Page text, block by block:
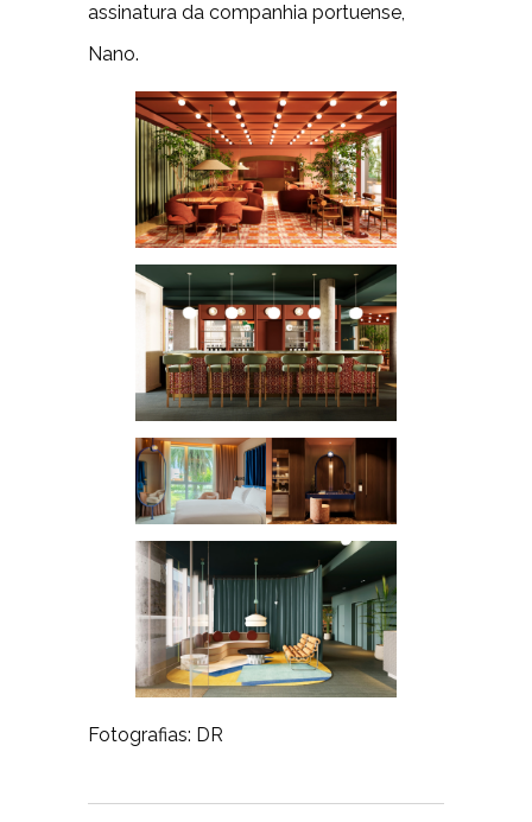
assinatura da companhia portuense,
Nano.
Fotografias: DR